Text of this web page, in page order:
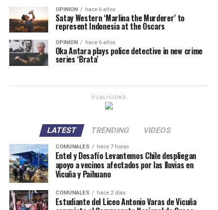
OPINION hace 6 años
Satay Western ‘Marlina the Murderer’ to
represent Indonesia at the Oscars
OPINION hace 6 años
Oka Antara plays police detective in new crime
series ‘Brata’
PUBLICIDAD
LATEST TRENDING VIDEOS
COMUNALES hace 7 horas
Entel y Desafío Levantemos Chile despliegan
apoyo a vecinos afectados por las lluvias en
Vicuña y Paihuano
COMUNALES hace 2 días
Estudiante del Liceo Antonio Varas de Vicuña